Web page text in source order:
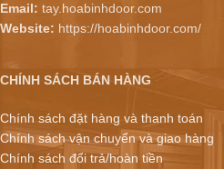
Email: tay.hoabinhdoor.com
Website: https://hoabinhdoor.com/
CHÍNH SÁCH BÁN HÀNG
Chính sách đặt hàng và thanh toán
Chính sách vận chuyển và giao hàng
Chính sách đổi trả/hoàn tiền